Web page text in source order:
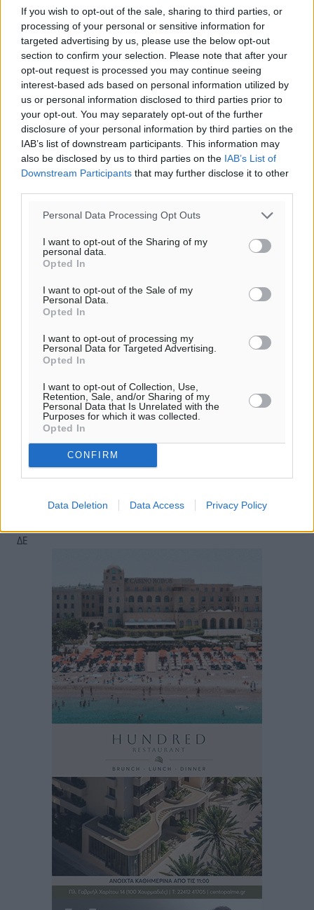
If you wish to opt-out of the sale, sharing to third parties, or
processing of your personal or sensitive information for
targeted advertising by us, please use the below opt-out
section to confirm your selection. Please note that after your
opt-out request is processed you may continue seeing
interest-based ads based on personal information utilized by
us or personal information disclosed to third parties prior to
your opt-out. You may separately opt-out of the further
disclosure of your personal information by third parties on the
IAB’s list of downstream participants. This information may
also be disclosed by us to third parties on the IAB’s List of
Downstream Participants that may further disclose it to other
Personal Data Processing Opt Outs
I want to opt-out of the Sharing of my
personal data.
Opted In
I want to opt-out of the Sale of my
Personal Data.
Opted In
I want to opt-out of processing my
Personal Data for Targeted Advertising.
Opted In
I want to opt-out of Collection, Use,
Retention, Sale, and/or Sharing of my
Personal Data that Is Unrelated with the
Purposes for which it was collected.
Opted In
CONFIRM
Data Deletion Data Access Privacy Policy
Υπενθύμιση:
Για την μερική αναπαραγωγή της είδησης από άλλες
ιστοσελίδες είναι απαραίτητη η χρήση του παρακάτω
παρεχόμενου συνδέσμου παραπομπής προς το άρθρο
της Δημοκρατικής.
o καιρός τώρα:
αίθριος καιρός
°
πρόγνωση:
ΔΕ